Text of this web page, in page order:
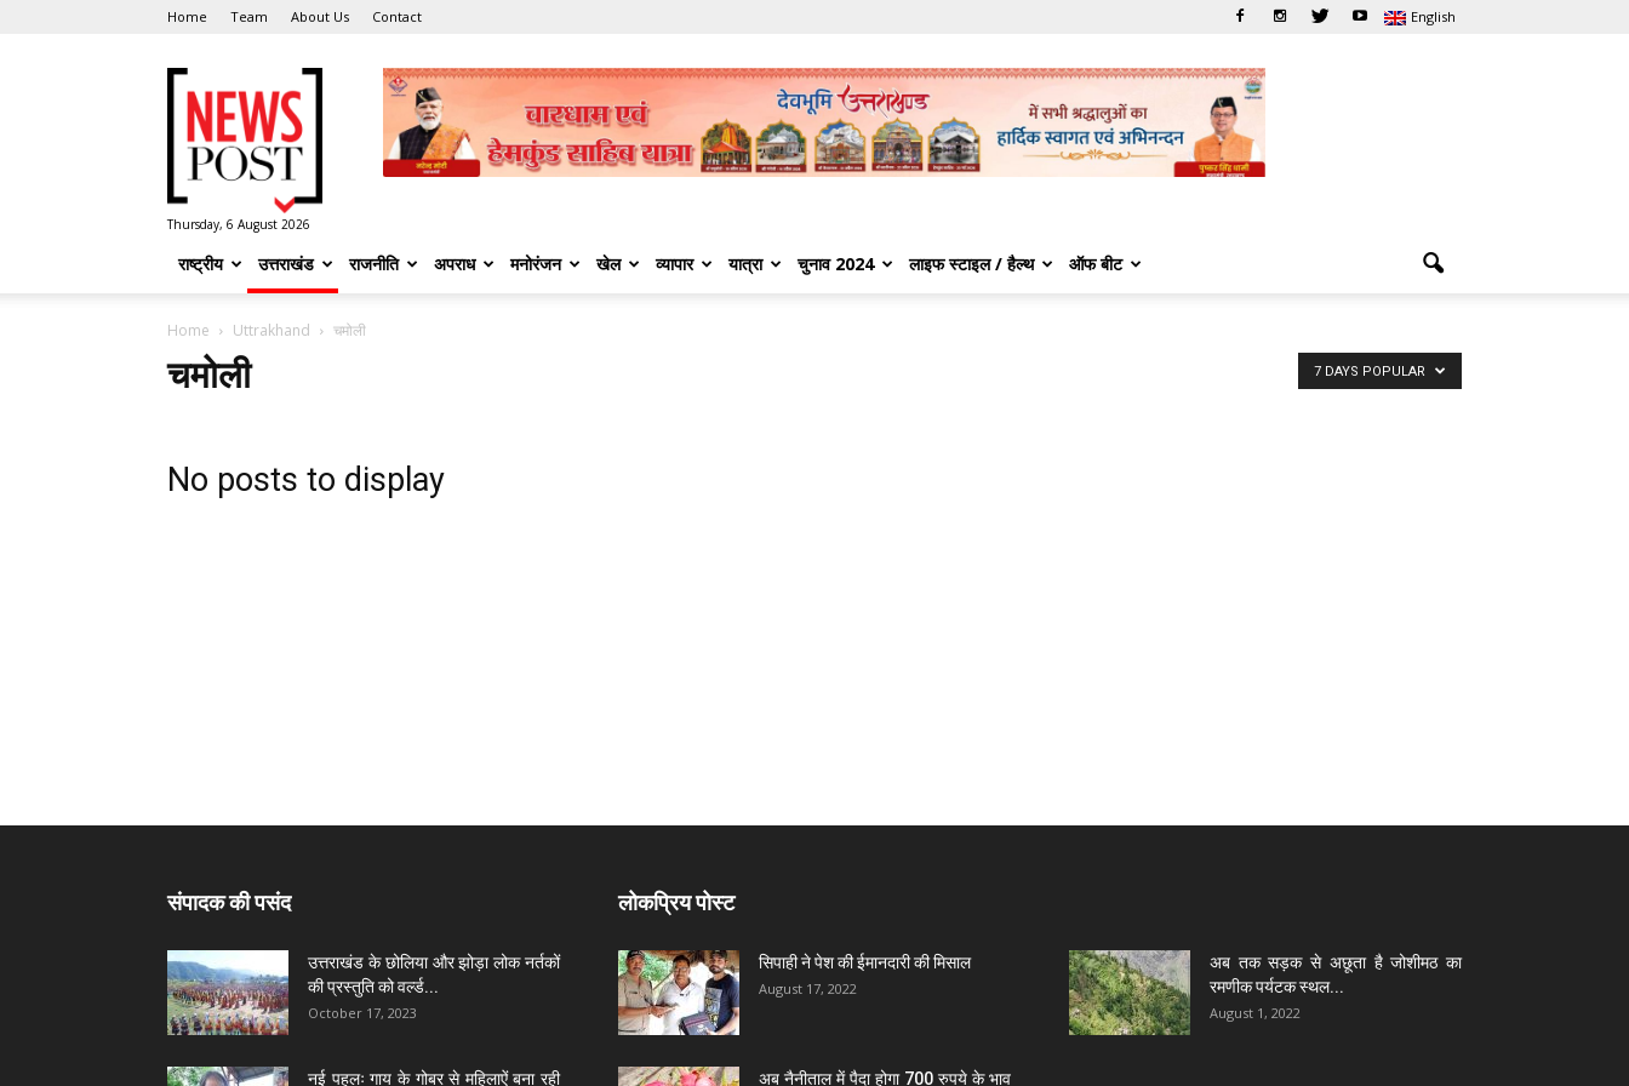
Home Team About Us Contact English
Post
Thursday, 6 August 2026
राष्ट्रीय उत्तराखंड राजनीति अपराध मनोरंजन खेल व्यापार यात्रा चुनाव 2024 लाइफ स्टाइल / हैल्थ ऑफ बीट
Home Uttrakhand चमोली
चमोली 7 DAYS POPULAR
No posts to display
संपादक की पसंद
उत्तराखंड के छोलिया और झोड़ा लोक नर्तकों
की प्रस्तुति को वर्ल्ड...
October 17, 2023
नई पहलः गाय के गोबर से महिलाऐं बना रही
लोकप्रिय पोस्ट
सिपाही ने पेश की ईमानदारी की मिसाल
August 17, 2022
अब तक सड़क से अछूता है जोशीमठ का
रमणीक पर्यटक स्थल...
August 1, 2022
अब नैनीताल में पैदा होगा 700 रुपये के भाव